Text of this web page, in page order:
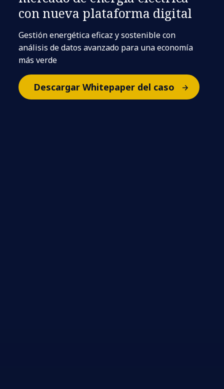
con nueva plataforma digital
Gestión energética eficaz y sostenible con
análisis de datos avanzado para una economía
más verde
Descargar Whitepaper del caso